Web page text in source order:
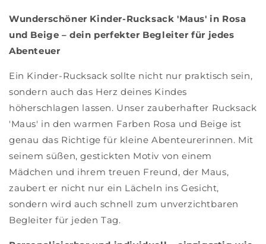
Wunderschöner Kinder-Rucksack 'Maus' in Rosa
und Beige – dein perfekter Begleiter für jedes
Abenteuer
Ein Kinder-Rucksack sollte nicht nur praktisch sein,
sondern auch das Herz deines Kindes
höherschlagen lassen. Unser zauberhafter Rucksack
'Maus' in den warmen Farben Rosa und Beige ist
genau das Richtige für kleine Abenteurerinnen. Mit
seinem süßen, gestickten Motiv von einem
Mädchen und ihrem treuen Freund, der Maus,
zaubert er nicht nur ein Lächeln ins Gesicht,
sondern wird auch schnell zum unverzichtbaren
Begleiter für jeden Tag.